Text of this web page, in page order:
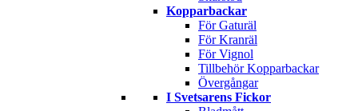
Kopparbackar
För Gaturäl
För Kranräl
För Vignol
Tillbehör Kopparbackar
Övergångar
I Svetsarens Fickor